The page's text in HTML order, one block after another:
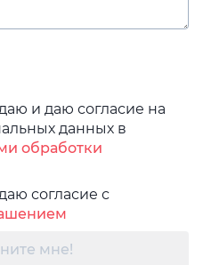
и даю согласие на
данных в
обработки
согласие с
мне!